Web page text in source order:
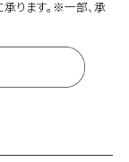
ります。※一部、承